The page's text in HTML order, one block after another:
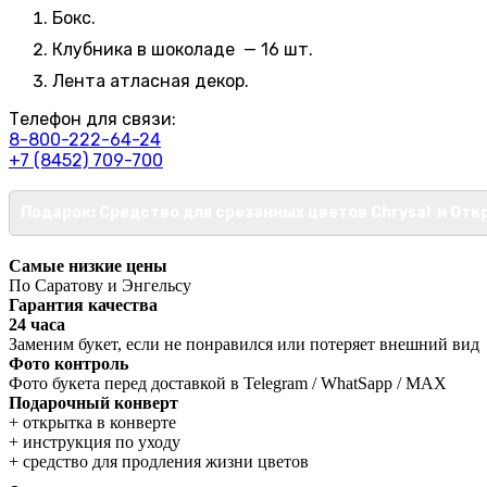
Бокс.
Клубника в шоколаде — 16 шт.
Лента атласная декор.
Телефон для связи:
8-800-222-64-24
+7 (8452) 709-700
Самые низкие цены
По Саратову и Энгельсу
Гарантия качества
24 часа
Заменим букет, если не понравился или потеряет внешний вид
Фото контроль
Фото букета перед доставкой в Telegram / WhatSapp / MAX
Подарочный конверт
+ открытка в конверте
+ инструкция по уходу
+ средство для продления жизни цветов